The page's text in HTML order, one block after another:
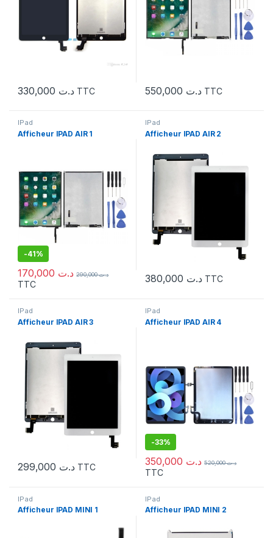
د.ت TTC د.ت TTC
IPad
Afficheur IPAD AIR 1
-41%
د.ت د.ت290,000
TTC
IPad
Afficheur IPAD AIR 2
د.ت TTC
IPad
Afficheur IPAD AIR 3
د.ت TTC
IPad
Afficheur IPAD AIR 4
-33%
د.ت د.ت520,000
TTC
IPad
Afficheur IPAD MINI 1
IPad
Afficheur IPAD MINI 2